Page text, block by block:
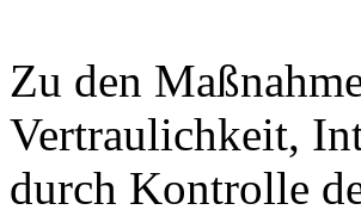
Zu den
Vertraulichkeit,
durch Kontrolle